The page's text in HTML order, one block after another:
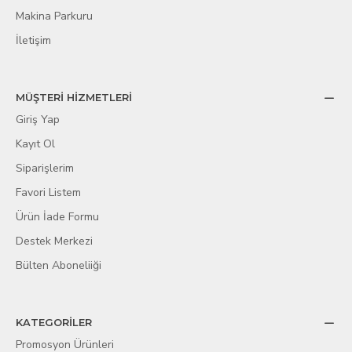
Makina Parkuru
İletişim
MÜŞTERİ HİZMETLERİ
Giriş Yap
Kayıt Ol
Siparişlerim
Favori Listem
Ürün İade Formu
Destek Merkezi
Bülten Aboneliiği
KATEGORİLER
Promosyon Ürünleri